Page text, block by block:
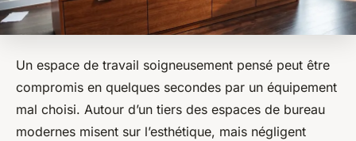
Un espace de travail soigneusement pensé peut être
compromis en quelques secondes par un équipement
mal choisi. Autour d’un tiers des espaces de bureau
modernes misent sur l’esthétique, mais négligent